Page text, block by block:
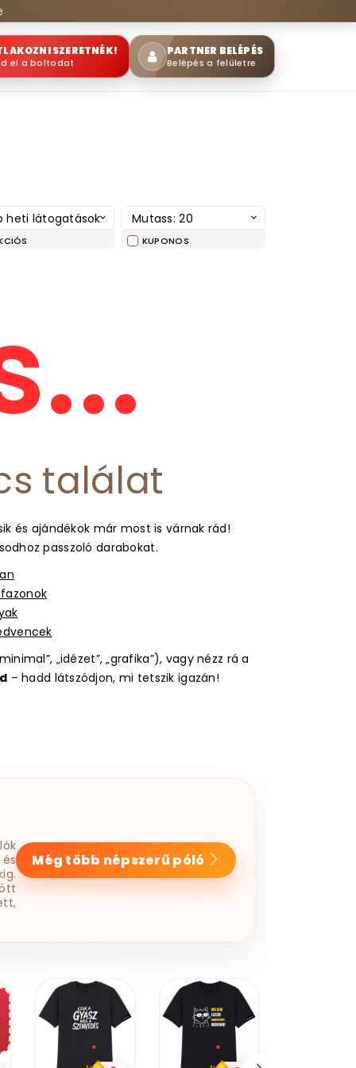
SZERETNÉK!
el a boltodat
PARTNER BELÉPÉS
Belépés a felületre
heti látogatások Mutass: 20
KUPONOS
találat
és ajándékok már most is várnak rád!
passzoló darabokat.
„idézet”, „grafika”), vagy nézz rá a
– hadd látszódjon, mi tetszik igazán!
Még több népszerű póló